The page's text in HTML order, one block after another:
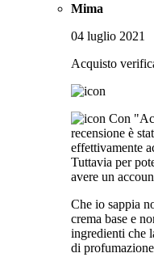
Mima
04 luglio 2021
Acquisto
Con
recensione è
effettivamente
Tuttavia per
avere un
Che io sappia
crema base e
ingredienti che
di